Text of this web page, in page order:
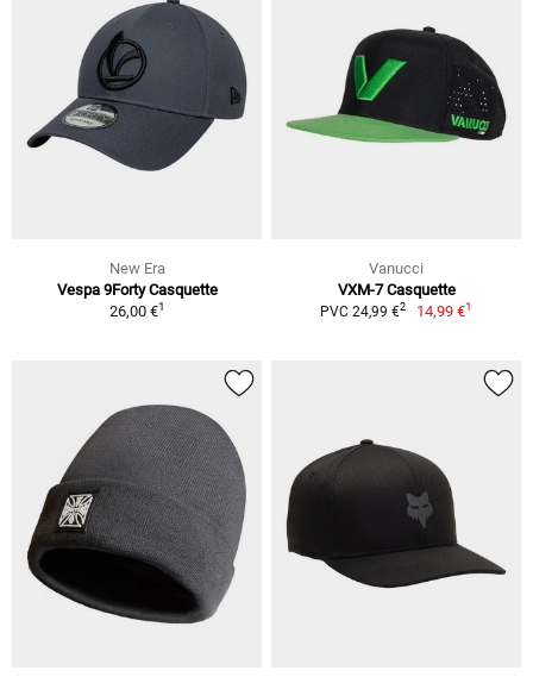
New Era
Vespa 9Forty Casquette
26,00 €1
Vanucci
VXM-7 Casquette
PVC 24,99 €2 14,99 €1